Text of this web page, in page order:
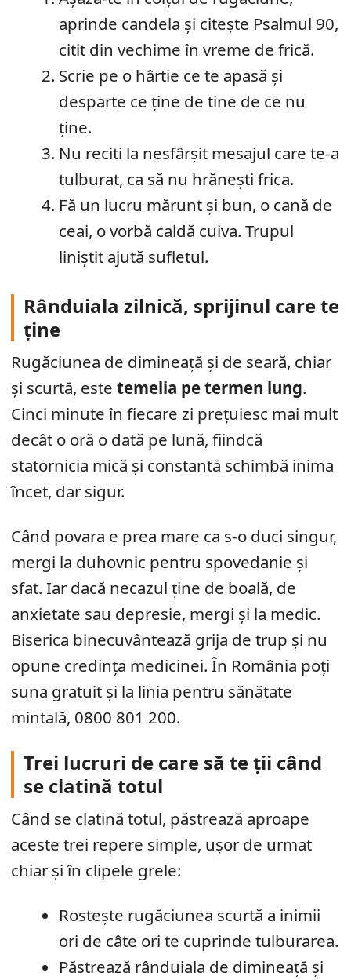
aprinde candela și citește Psalmul 90,
citit din vechime în vreme de frică.
Scrie pe o hârtie ce te apasă și
desparte ce ține de tine de ce nu
ține.
Nu reciti la nesfârșit mesajul care te-a
tulburat, ca să nu hrănești frica.
Fă un lucru mărunt și bun, o cană de
ceai, o vorbă caldă cuiva. Trupul
liniștit ajută sufletul.
Rânduiala zilnică, sprijinul care te
ține
Rugăciunea de dimineață și de seară, chiar
și scurtă, este temelia pe termen lung.
Cinci minute în fiecare zi prețuiesc mai mult
decât o oră o dată pe lună, fiindcă
statornicia mică și constantă schimbă inima
încet, dar sigur.
Când povara e prea mare ca s-o duci singur,
mergi la duhovnic pentru spovedanie și
sfat. Iar dacă necazul ține de boală, de
anxietate sau depresie, mergi și la medic.
Biserica binecuvântează grija de trup și nu
opune credința medicinei. În România poți
suna gratuit și la linia pentru sănătate
mintală, 0800 801 200.
Trei lucruri de care să te ții când
se clatină totul
Când se clatină totul, păstrează aproape
aceste trei repere simple, ușor de urmat
chiar și în clipele grele:
Rostește rugăciunea scurtă a inimii
ori de câte ori te cuprinde tulburarea.
Păstrează rânduiala de dimineață și